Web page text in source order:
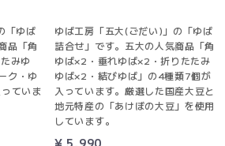
「ゆば
品「角
みゆ
ク・ゆ
ていま
ゆば工房「五大(ごだい)」の「ゆば
詰合せ」です。五大の人気商品「角
ゆば×2・垂れゆば×2・折りたたみ
ゆば×2・結びゆば」の4種類7個が
入っています。厳選した国産大豆と
地元特産の「あけぼの大豆」を使用
しています。